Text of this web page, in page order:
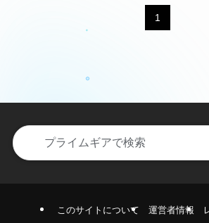
1
このサイトについて 運営者情報